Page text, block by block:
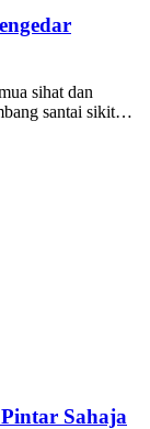
sihat dan
santai sikit…
Sahaja